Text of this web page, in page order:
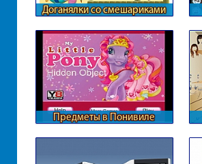
Доганялки со смешариками
Предметы в Понивиле